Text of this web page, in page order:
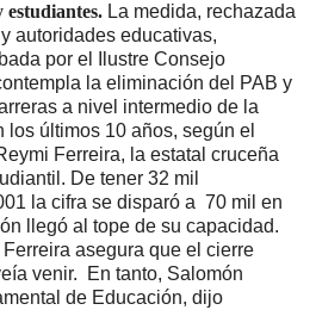
estudiantes. La medida, rechazada
autoridades educativas,
por el Ilustre Consejo
la eliminación del PAB y
a nivel intermedio de la
últimos 10 años, según el
Ferreira, la estatal cruceña
De tener 32 mil
la cifra se disparó a 70 mil en
llegó al tope de su capacidad.
asegura que el cierre
venir. En tanto, Salomón
de Educación, dijo